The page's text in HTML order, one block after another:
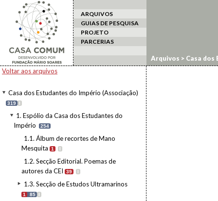
ARQUIVOS
GUIAS DE PESQUISA
PROJETO
PARCERIAS
Voltar aos arquivos
Casa dos Estudantes do Império (Associação)
319 I
1. Espólio da Casa dos Estudantes do
Império
254
1.1. Álbum de recortes de Mano
Mesquita
1 I
1.2. Secção Editorial. Poemas de
autores da CEI
39 I
1.3. Secção de Estudos Ultramarinos
1 85 I
Arquivos > Casa
1.5. Documentos